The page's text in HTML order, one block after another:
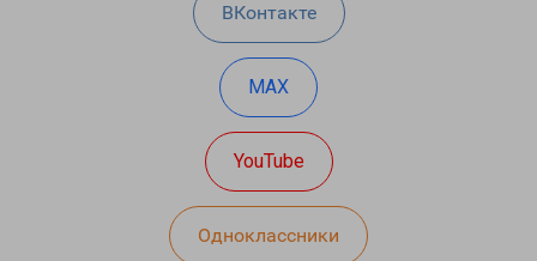
ВКонтакте
MAX
YouTube
Одноклассники